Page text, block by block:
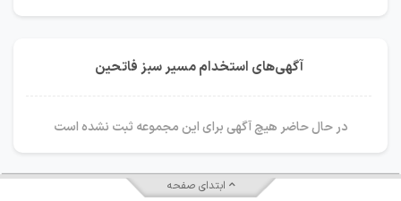
آگهی‌های استخدام مسیر سبز فاتحین
در حال حاضر هیچ آگهی برای این مجموعه ثبت نشده است
ابتدای صفحه